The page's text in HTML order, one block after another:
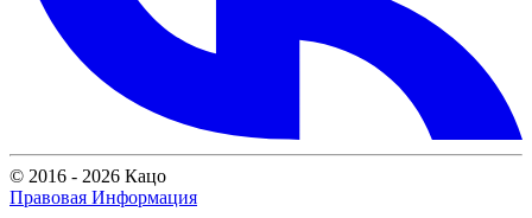
© 2016 - 2026 Кацо
Правовая Информация